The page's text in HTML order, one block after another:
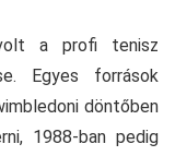
a profi tenisz
Egyes források
döntőben
1988-ban pedig